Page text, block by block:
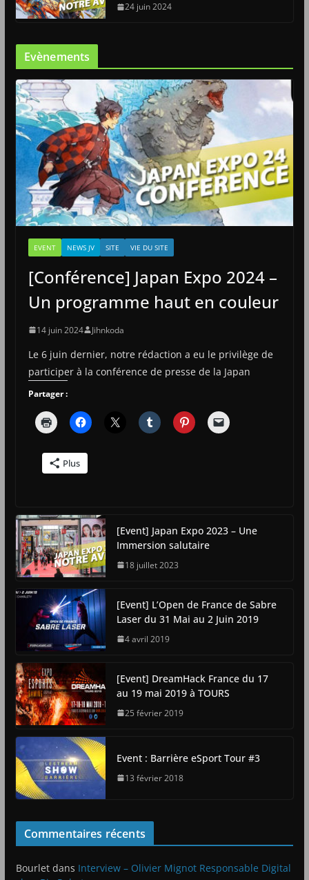
24 juin 2024
Evènements
EVENT NEWS JV SITE VIE DU SITE
[Conférence] Japan Expo 2024 –
Un programme haut en couleur
14 juin 2024 Jihnkoda
Le 6 juin dernier, notre rédaction a eu le privilège de
participer à la conférence de presse de la Japan
Partager :
Plus
[Event] Japan Expo 2023 – Une
Immersion salutaire
18 juillet 2023
[Event] L’Open de France de Sabre
Laser du 31 Mai au 2 Juin 2019
4 avril 2019
[Event] DreamHack France du 17
au 19 mai 2019 à TOURS
25 février 2019
Event : Barrière eSport Tour #3
13 février 2018
Commentaires récents
Bourletdans Interview – Olivier Mignot Responsable Digital